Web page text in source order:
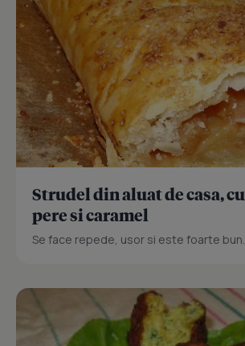
Strudel din aluat de casa,
pere si caramel
Se face repede, usor si este foarte